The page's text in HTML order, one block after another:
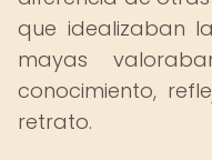
que idealizaban
mayas
conocimiento,
retrato.